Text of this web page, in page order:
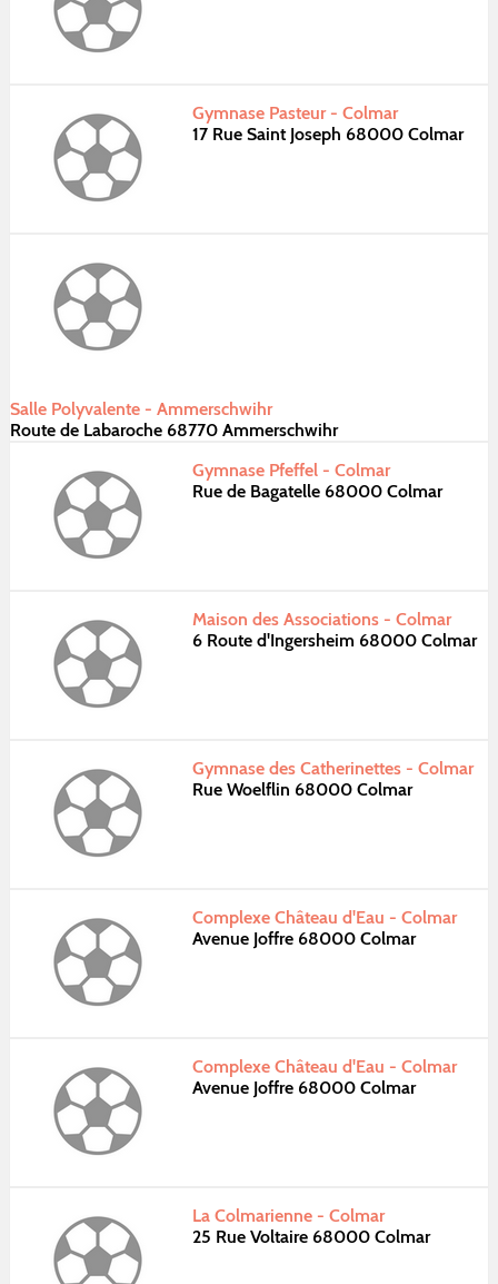
Gymnase Pasteur - Colmar
17 Rue Saint Joseph 68000 Colmar
Salle Polyvalente - Ammerschwihr
Route de Labaroche 68770 Ammerschwihr
Gymnase Pfeffel - Colmar
Rue de Bagatelle 68000 Colmar
Maison des Associations - Colmar
6 Route d'Ingersheim 68000 Colmar
Gymnase des Catherinettes - Colmar
Rue Woelflin 68000 Colmar
Complexe Château d'Eau - Colmar
Avenue Joffre 68000 Colmar
Complexe Château d'Eau - Colmar
Avenue Joffre 68000 Colmar
La Colmarienne - Colmar
25 Rue Voltaire 68000 Colmar